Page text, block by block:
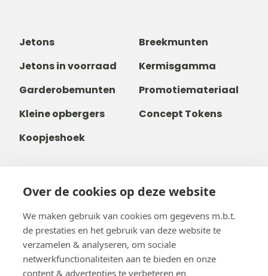
Over de cookies op deze website
We maken gebruik van cookies om gegevens m.b.t.
de prestaties en het gebruik van deze website te
verzamelen & analyseren, om sociale
netwerkfunctionaliteiten aan te bieden en onze
content & advertenties te verbeteren en
Jetons
Breekmunten
Jetons in voorraad
Kermisgamma
Garderobemunten
Promotiemateriaal
Kleine opbergers
Concept Tokens
Koopjeshoek
+32 14 38 99 00
+32488237146
info@b-token.eu
Facebook
Instagram
YouTube
LinkedIn